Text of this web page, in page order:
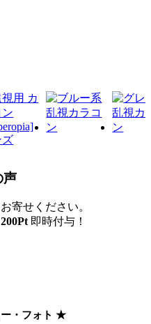
声
寄せください。
200Pt即時付与！
・フォト ★